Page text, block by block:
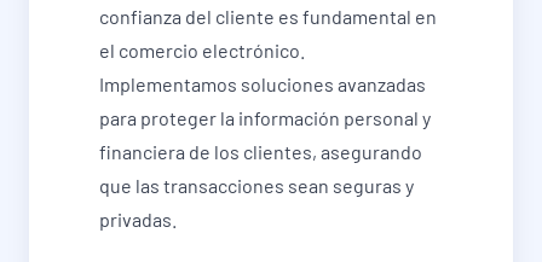
confianza del cliente es fundamental en
el comercio electrónico.
Implementamos soluciones avanzadas
para proteger la información personal y
financiera de los clientes, asegurando
que las transacciones sean seguras y
privadas.